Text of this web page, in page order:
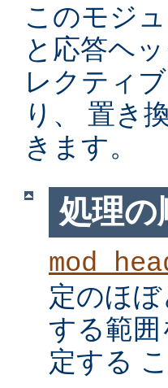
このモジ
と応答ヘ
レクティ
り、 置き
きます。
処理の
定のほ
する範囲
定する